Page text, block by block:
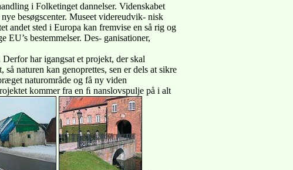
i Folketinget dannelser. Videnskabet
besøgscenter. Museet videreudvik- nisk
andet sted i Europa kan fremvise en så rig og
bestemmelser. Des- ganisationer,
har igangsat et projekt, der skal
naturen kan genoprettes, sen er dels at sikre
naturområde og få ny viden
kommer fra en ﬁ nanslovspulje på i alt